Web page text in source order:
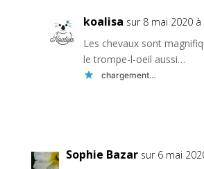
koalisa sur 8 mai 2020
Les chevaux sont
le trompe-l-oeil aussi…
chargement…
Sophie Bazar sur 6 mai